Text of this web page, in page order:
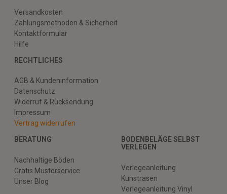
Versandkosten
Zahlungsmethoden & Sicherheit
Kontaktformular
Hilfe
RECHTLICHES
AGB & Kundeninformation
Datenschutz
Widerruf & Rücksendung
Impressum
Vertrag widerrufen
BERATUNG
Nachhaltige Böden
Gratis Musterservice
Unser Blog
BODENBELÄGE SELBST
VERLEGEN
Verlegeanleitung
Kunstrasen
Verlegeanleitung Vinyl